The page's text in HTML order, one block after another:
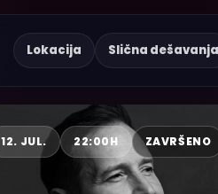
Lokacija Slična dešavanja
12. JUL. 22:00H ZAVRŠENO